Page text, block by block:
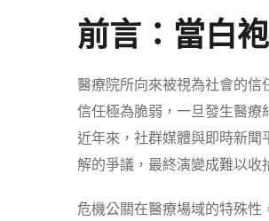
前言：當白
醫療院所向來被視為社會的
信任極為脆弱，一旦發生醫療
近年來，社群媒體與即時新
解的爭議，最終演變成難以收
危機公關在醫療場域的特殊